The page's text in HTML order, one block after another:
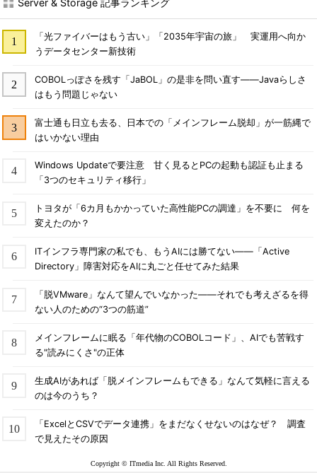
Microsoft Edgeバージョン105のユーザーエージェント
（UA）文字列の変化が気になる
ポートの変化をおさらい
グはどうなった？
次期Windows Serverからついにアレが消える！ 動作不
再び、Windows 10の「有効化パッケージ（EKB）」の秘密
華々しくデビューしながらも、静かに気配を消そうとして
いるNTFSの機能「トランザクションNTFS（TxF）」とは
「モダンブートメニュー」アプリで遊んでいたら、高機能
（？）シャットダウン／再起動ツールができちゃった
のサイズ縮小を“もう一押し”する魔法の手順
Microsoft 365製品ファミリー向けではありません、
Windows標準のDefenderも置き換えません
あどうしましょう
アプリだった？
それは、Windows 11であり、Windows 10でもある
――WSUSで見つかったWindowsの混乱とは？
Server & Storage 記事ランキング
「光ファイバーはもう古い」「2035年宇宙の旅」 実運用へ向か
うデータセンター新技術
COBOLっぽさを残す「JaBOL」の是非を問い直す――Javaらしさ
はもう問題じゃない
富士通も日立も去る、日本での「メインフレーム脱却」が一筋縄で
はいかない理由
Windows Updateで要注意 甘く見るとPCの起動も認証も止まる
「3つのセキュリティ移行」
トヨタが「6カ月もかかっていた高性能PCの調達」を不要に 何を
変えたのか？
ITインフラ専門家の私でも、もうAIには勝てない――「Active
Directory」障害対応をAIに丸ごと任せてみた結果
「脱VMware」なんて望んでいなかった――それでも考えざるを得
ない人のための“3つの筋道”
メインフレームに眠る「年代物のCOBOLコード」、AIでも苦戦す
る"読みにくさ"の正体
生成AIがあれば「脱メインフレームもできる」なんて気軽に言える
のは今のうち？
「ExcelとCSVでデータ連携」をまだなくせないのはなぜ？ 調査
で見えたその原因
Copyright © ITmedia Inc. All Rights Reserved.